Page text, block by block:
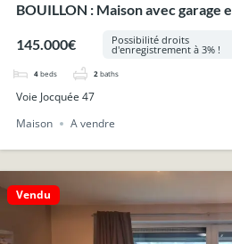
BOUILLON : Maison avec garage
145.000€
Possibilité droits
d'enregistrement à 3% !
4 beds 2 baths
Voie Jocquée 47
Maison
A vendre
Vendu